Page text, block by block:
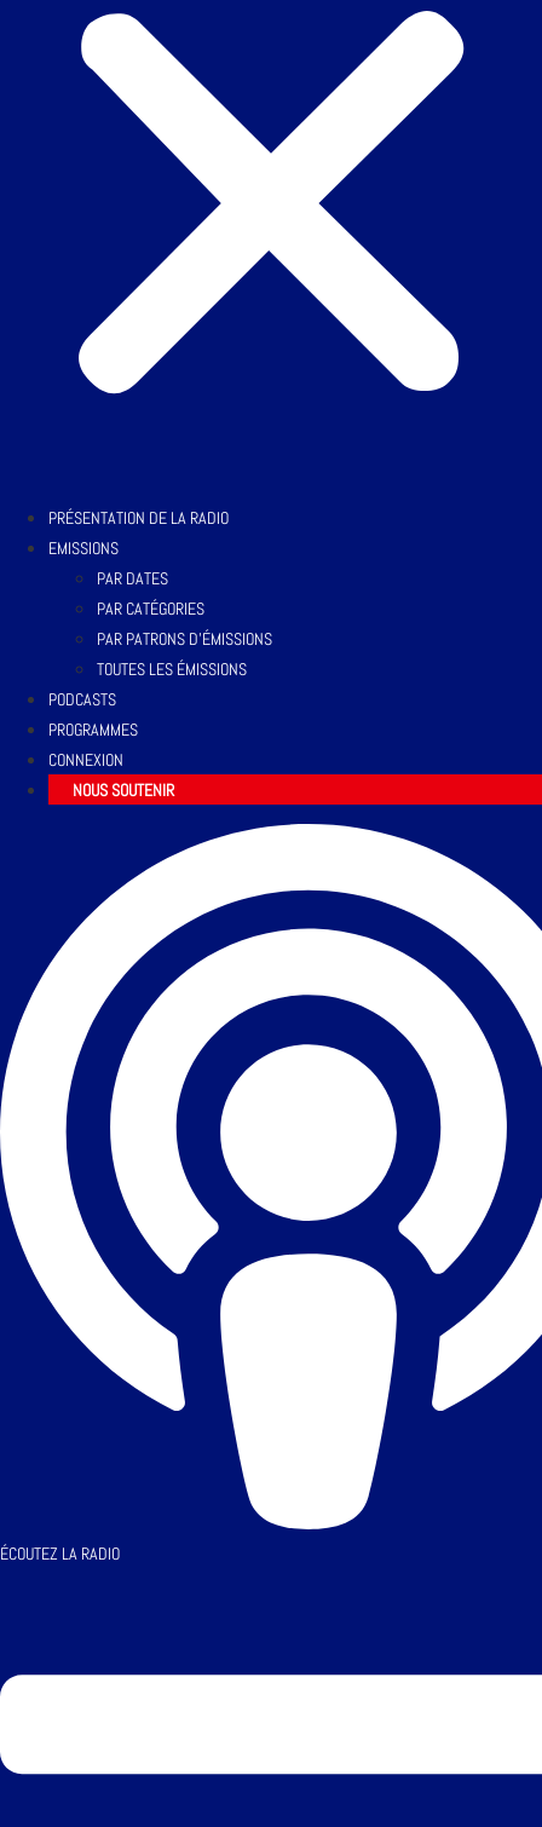
PRÉSENTATION DE LA RADIO
EMISSIONS
PAR DATES
PAR CATÉGORIES
PAR PATRONS D’ÉMISSIONS
TOUTES LES ÉMISSIONS
PODCASTS
PROGRAMMES
CONNEXION
NOUS SOUTENIR
ÉCOUTEZ LA RADIO